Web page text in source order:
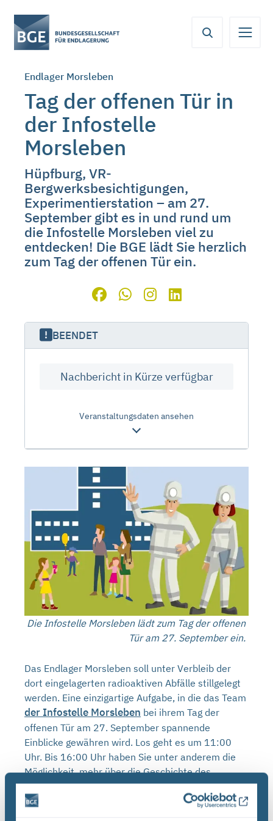
aus
direkt
folgenden
springen:
Inhaltsbereich
Navigation
Metamenü
Servicemenü
Endlager Morsleben
Tag der offenen Tür in
der Infostelle
Morsleben
Hüpfburg, VR-
Bergwerksbesichtigungen,
Experimentierstation – am 27.
September gibt es in und rund um
die Infostelle Morsleben viel zu
entdecken! Die BGE lädt Sie herzlich
zum Tag der offenen Tür ein.
BEENDET
Nachbericht in Kürze verfügbar
Veranstaltungsdaten ansehen
Die Infostelle Morsleben lädt zum Tag der offenen
Tür am 27. September ein.
Das Endlager Morsleben soll unter Verbleib der
dort eingelagerten radioaktiven Abfälle stillgelegt
werden. Eine einzigartige Aufgabe, in die das Team
der Infostelle Morsleben bei ihrem Tag der
offenen Tür am 27. September spannende
Einblicke gewähren wird. Los geht es um 11:00
Uhr. Bis 16:00 Uhr haben Sie unter anderem die
Möglichkeit, mehr über die Geschichte des
Endlagers und den aktuellen Stand der Arbeiten
rund um die Stilllegung zu erfahren.